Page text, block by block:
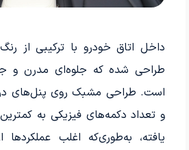
داخل اتاق خودرو با ترکیبی از
طراحی شده که جلوه‌ای مدرن و
است. طراحی مشبک روی پنل‌های
و تعداد دکمه‌های فیزیکی به
یافته، به‌طوری‌که اغلب